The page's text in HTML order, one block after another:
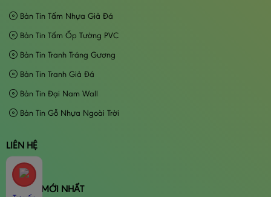
Bản Tin Tấm Nhựa Giả Đá
Bản Tin Tấm Ốp Tường PVC
Bản Tin Tranh Tráng Gương
Bản Tin Tranh Giả Đá
Bản Tin Đại Nam Wall
Bản Tin Gỗ Nhựa Ngoài Trời
LIÊN HỆ
BÀI VIẾT MỚI NHẤT